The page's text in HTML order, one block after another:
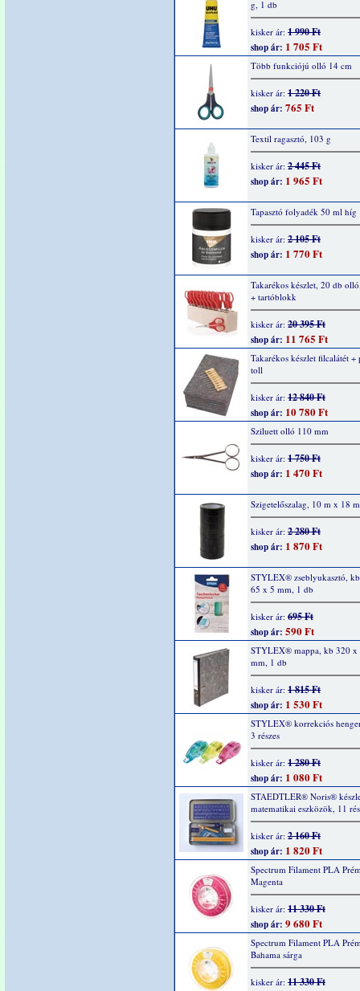
g, 1 db
kisker ár: 1 990 Ft
shop ár: 1 705 Ft
Több funkciójú olló 14 cm
kisker ár: 1 220 Ft
shop ár: 765 Ft
Textil ragasztó, 103 g
kisker ár: 2 445 Ft
shop ár: 1 965 Ft
Tapasztó folyadék 50 ml híg
kisker ár: 2 105 Ft
shop ár: 1 770 Ft
Takarékos készlet, 20 db
+ tartóblokk
kisker ár: 20 395 Ft
shop ár: 11 765 Ft
Takarékos készlet filcalátét
toll
kisker ár: 12 840 Ft
shop ár: 10 780 Ft
Sziluett olló 110 mm
kisker ár: 1 750 Ft
shop ár: 1 470 Ft
Szigetelőszalag, 10 m x 18
kisker ár: 2 280 Ft
shop ár: 1 870 Ft
STYLEX® zseblyukasztó,
65 x 5 mm, 1 db
kisker ár: 695 Ft
shop ár: 590 Ft
STYLEX® mappa, kb 320 x
mm, 1 db
kisker ár: 1 815 Ft
shop ár: 1 530 Ft
STYLEX® korrekciós
3 részes
kisker ár: 1 280 Ft
shop ár: 1 080 Ft
STAEDTLER® Noris®
matematikai eszközök, 11
kisker ár: 2 160 Ft
shop ár: 1 820 Ft
Spectrum Filament PLA
Magenta
kisker ár: 11 330 Ft
shop ár: 9 680 Ft
Spectrum Filament PLA
Bahama sárga
kisker ár: 11 330 Ft